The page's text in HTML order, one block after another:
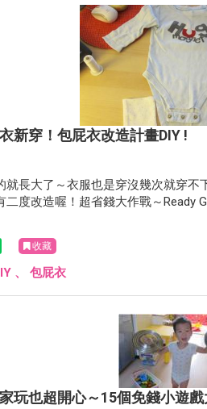
新穿！包屁衣改造計畫DIY !
就長大了～衣服也是穿沒幾次就穿不
度改造喔！超省錢大作戰～Ready
收藏
、 包屁衣
家玩也超開心～15個免錢小遊